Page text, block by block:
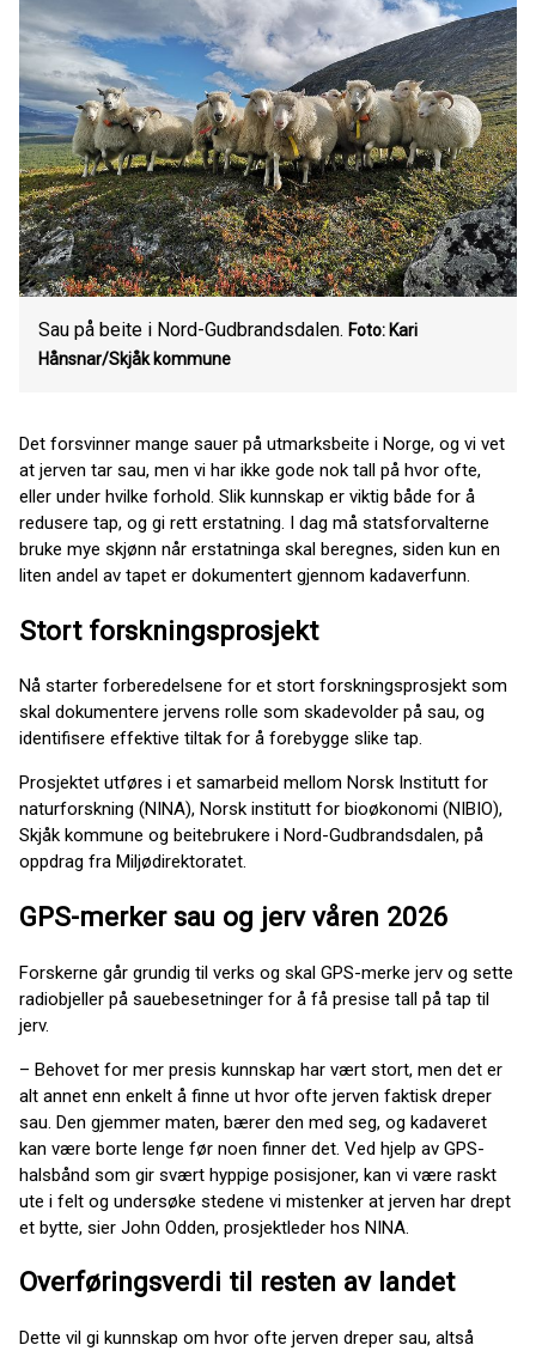
Sau på beite i Nord-Gudbrandsdalen. Foto: Kari
Hånsnar/Skjåk kommune
Det forsvinner mange sauer på utmarksbeite i Norge, og vi vet
at jerven tar sau, men vi har ikke gode nok tall på hvor ofte,
eller under hvilke forhold. Slik kunnskap er viktig både for å
redusere tap, og gi rett erstatning. I dag må statsforvalterne
bruke mye skjønn når erstatninga skal beregnes, siden kun en
liten andel av tapet er dokumentert gjennom kadaverfunn.
Stort forskningsprosjekt
Nå starter forberedelsene for et stort forskningsprosjekt som
skal dokumentere jervens rolle som skadevolder på sau, og
identifisere effektive tiltak for å forebygge slike tap.
Prosjektet utføres i et samarbeid mellom Norsk Institutt for
naturforskning (NINA), Norsk institutt for bioøkonomi (NIBIO),
Skjåk kommune og beitebrukere i Nord-Gudbrandsdalen, på
oppdrag fra Miljødirektoratet.
GPS-merker sau og jerv våren 2026
Forskerne går grundig til verks og skal GPS-merke jerv og sette
radiobjeller på sauebesetninger for å få presise tall på tap til
jerv.
– Behovet for mer presis kunnskap har vært stort, men det er
alt annet enn enkelt å finne ut hvor ofte jerven faktisk dreper
sau. Den gjemmer maten, bærer den med seg, og kadaveret
kan være borte lenge før noen finner det. Ved hjelp av GPS-
halsbånd som gir svært hyppige posisjoner, kan vi være raskt
ute i felt og undersøke stedene vi mistenker at jerven har drept
et bytte, sier John Odden, prosjektleder hos NINA.
Overføringsverdi til resten av landet
Dette vil gi kunnskap om hvor ofte jerven dreper sau, altså